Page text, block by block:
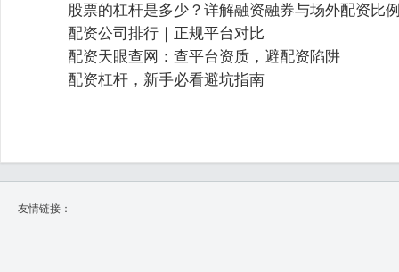
股票的杠杆是多少？详解融资融券与场外配资比
配资公司排行｜正规平台对比
配资天眼查网：查平台资质，避配资陷阱
配资杠杆，新手必看避坑指南
友情链接：